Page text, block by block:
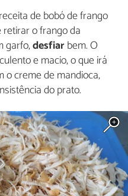
de bobó de frango
o frango da
garfo,desfiarbem. O
e macio, o que irá
creme de mandioca,
do prato.